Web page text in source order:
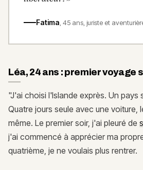
Fatima,45 ans, juriste et
Léa, 24 ans : premier voyage
"J'ai choisi l'Islande exprès. Un pays
Quatre jours seule avec une voiture,
même. Le premier soir, j'ai pleuré de
j'ai commencé à apprécier ma
quatrième, je ne voulais plus rentrer.